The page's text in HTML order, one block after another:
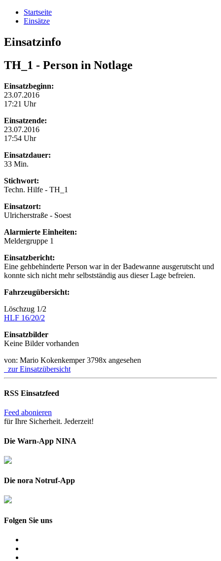
Startseite
Einsätze
Einsatzinfo
TH_1 - Person in Notlage
Einsatzbeginn:
23.07.2016
17:21 Uhr
Einsatzende:
23.07.2016
17:54 Uhr
Einsatzdauer:
33 Min.
Stichwort:
Techn. Hilfe - TH_1
Einsatzort:
Ulricherstraße - Soest
Alarmierte Einheiten:
Meldergruppe 1
Einsatzbericht:
Eine gehbehinderte Person war in der Badewanne ausgerutscht und
konnte sich nicht mehr selbstständig aus dieser Lage befreien.
Fahrzeugübersicht:
Löschzug 1/2
HLF 16/20/2
Einsatzbilder
Keine Bilder vorhanden
von: Mario Kokenkemper3798x angesehen
zur Einsatzübersicht
RSS Einsatzfeed
Feed abonieren
für Ihre Sicherheit. Jederzeit!
Die Warn-App NINA
Die nora Notruf-App
Folgen Sie uns